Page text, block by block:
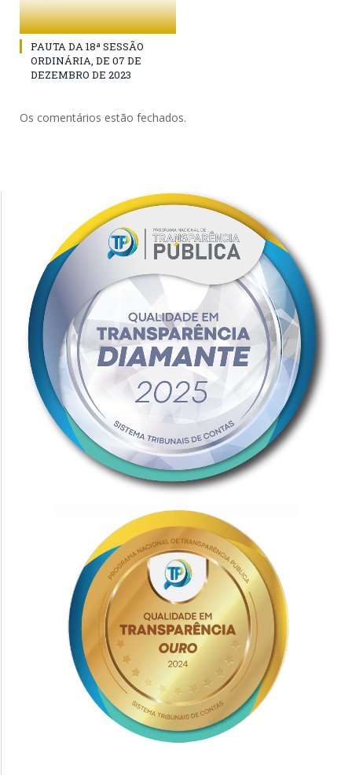
PAUTA DA 18ª SESSÃO
ORDINÁRIA, DE 07 DE
DEZEMBRO DE 2023
Os comentários estão fechados.